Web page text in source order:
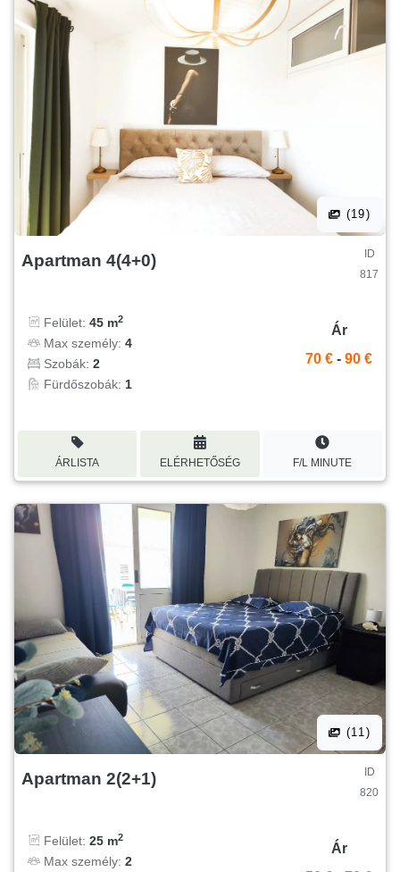
(19)
Apartman 4(4+0)
ID
817
Felület: 45 m2
Max személy: 4
Szobák: 2
Fürdőszobák: 1
Ár
70 € - 90 €
ÁRLISTA ELÉRHETŐSÉG F/L MINUTE
(11)
Apartman 2(2+1)
ID
820
Felület: 25 m2
Max személy: 2
Ár